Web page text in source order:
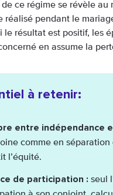
ce régime se révèle
réalisé pendant le
le résultat est positif, les
en assume la
à retenir:
entre indépendance
comme en
l’équité.
de participation : seul